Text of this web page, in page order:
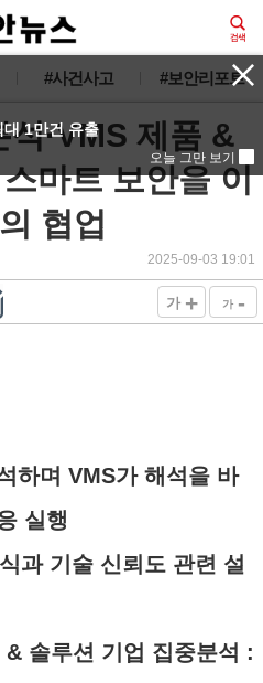
#사건사고 #보안리포트
·VMS 제품 &
마트 보안을 이
협업
2025-09-03 19:01
가 + 가 -
하며 VMS가 해석을 바
실행
과 기술 신뢰도 관련 설
솔루션 기업 집중분석 :
1만건 유출
오늘 그만 보기